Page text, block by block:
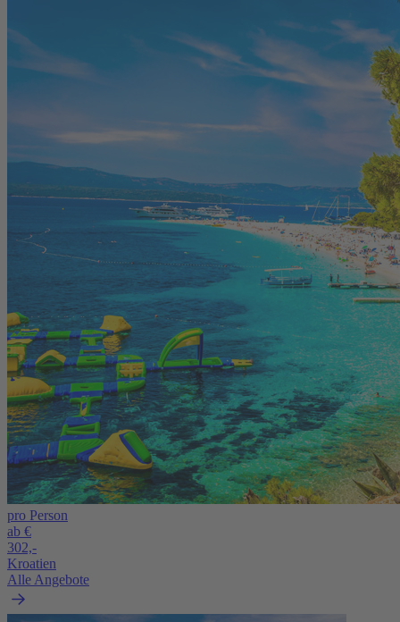
pro Person
ab €
302,-
Kroatien
Alle Angebote